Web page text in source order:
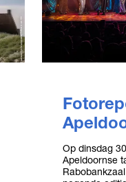
Op dinsdag
Apeldoornse